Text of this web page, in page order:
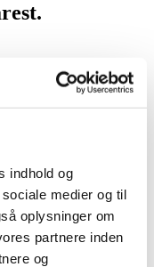
indhold og
medier og til
oplysninger om
partnere inden
og
Jeg
for min
dine personlige